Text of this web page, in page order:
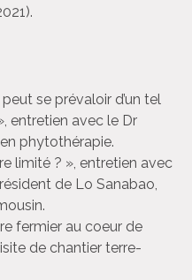
se prévaloir d’un tel
entretien avec le Dr
phytothérapie.
limité ? », entretien avec
de Lo Sanabao,
fermier au coeur de
de chantier terre-